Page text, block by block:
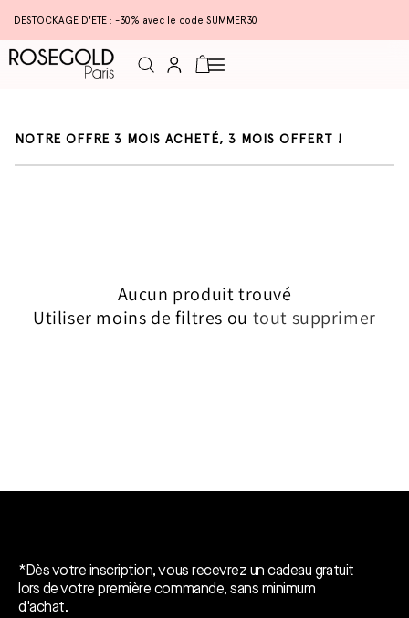
DESTOCKAGE D'ETE : -30% avec le code SUMMER30
ConnexionPanier
C
NOTRE OFFRE 3 MOIS ACHETÉ, 3 MOIS OFFERT !
Aucun produit trouvé
Utiliser moins de filtres ou tout supprimer
*Dès votre inscription, vous recevrez un cadeau gratuit
lors de votre première commande, sans minimum
d'achat.